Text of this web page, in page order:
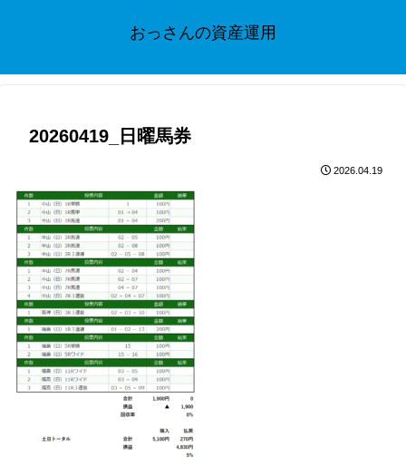
おっさんの資産運用
20260419_日曜馬券
2026.04.19